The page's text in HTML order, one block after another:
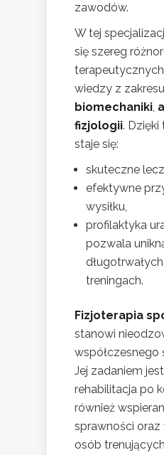
zawodów.
W tej
się szereg
wiedzy z zakresu
biomechaniki,
fizjologii.
staje się:
skuteczne
efektywne
wysiłku,
profilaktyka
pozwala
treningach.
Fizjoterapia
stanowi
współczesnego
Jej zadaniem
rehabilitacja po
również
sprawności
osób